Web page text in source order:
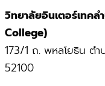
วิทยาลัยอินเตอร์เทค
College)
173/1 ถ. พหลโยธิน ตำ
52100